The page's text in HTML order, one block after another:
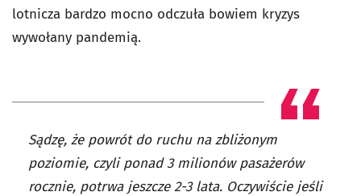
lotnicza bardzo mocno odczuła bowiem kryzys
wywołany pandemią.
Sądzę, że powrót do ruchu na zbliżonym
poziomie, czyli ponad 3 milionów pasażerów
rocznie, potrwa jeszcze 2-3 lata. Oczywiście jeśli